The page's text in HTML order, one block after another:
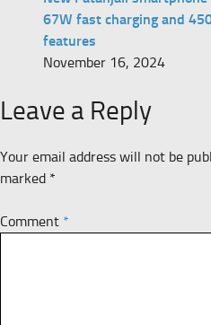
67W fast charging and
features
November 16, 2024
Leave a Reply
Your email address will not be
marked *
Comment *